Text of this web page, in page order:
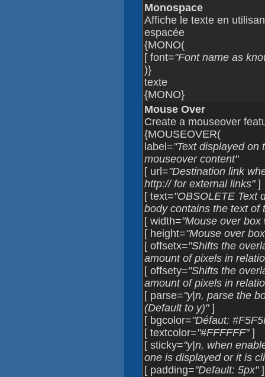
Monospace
Affiche le texte en
espacée
{MONO(
[ font="Font name as
)}
texte
{MONO}
Mouse Over
Create a mouseover
{MOUSEOVER(
label="Text displayed on
mouseover content"
[ url="Destination link
http:// for external links"]
[ text="OBSOLETE Text
body contains the text of
[ width="Mouse over box
[ height="Mouse over
[ offsetx="Shifts the
amount of pixels in
[ offsety="Shifts the
amount of pixels in
[ parse="y|n, parse the
(Default to y)"]
[ bgcolor="Défaut:
[ textcolor="#FFFFFF"]
[ sticky="y|n, when
one is displayed or it is
[ padding="Default: 5px"]